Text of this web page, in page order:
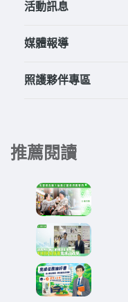
活動訊息
媒體報導
照護夥伴專區
推薦閱讀